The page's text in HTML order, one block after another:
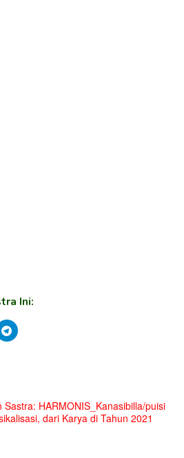
Ini:
Sastra: HARMONIS_Kanasibilla/puisi
dari Karya di Tahun 2021